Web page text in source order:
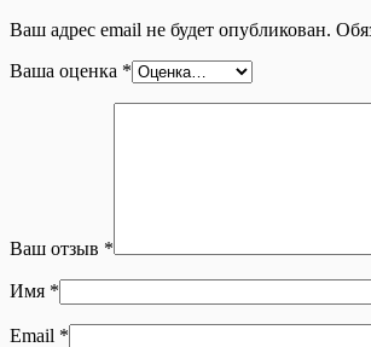
Ваш адрес email не будет опубликован.
Ваша оценка *
Ваш отзыв *
Имя *
Email *